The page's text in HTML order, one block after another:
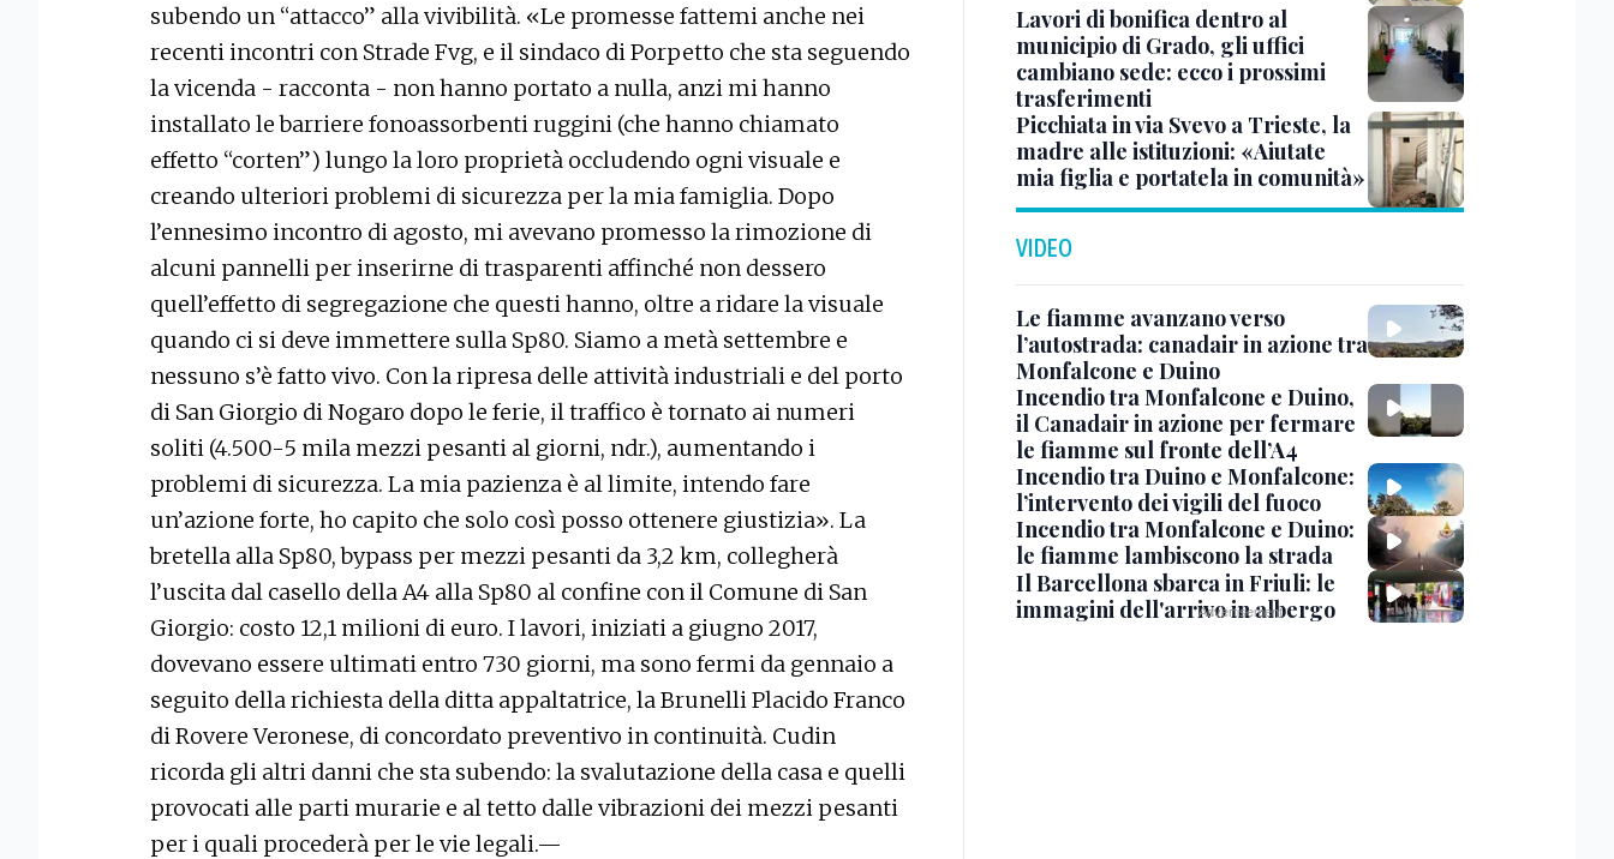
subendo un “attacco” alla vivibilità. «Le promesse fattemi anche nei
recenti incontri con Strade Fvg, e il sindaco di Porpetto che sta seguendo
la vicenda - racconta - non hanno portato a nulla, anzi mi hanno
installato le barriere fonoassorbenti ruggini (che hanno chiamato
effetto “corten”) lungo la loro proprietà occludendo ogni visuale e
creando ulteriori problemi di sicurezza per la mia famiglia. Dopo
l’ennesimo incontro di agosto, mi avevano promesso la rimozione di
alcuni pannelli per inserirne di trasparenti affinché non dessero
quell’effetto di segregazione che questi hanno, oltre a ridare la visuale
quando ci si deve immettere sulla Sp80. Siamo a metà settembre e
nessuno s’è fatto vivo. Con la ripresa delle attività industriali e del porto
di San Giorgio di Nogaro dopo le ferie, il traffico è tornato ai numeri
soliti (4.500-5 mila mezzi pesanti al giorni, ndr.), aumentando i
problemi di sicurezza. La mia pazienza è al limite, intendo fare
un’azione forte, ho capito che solo così posso ottenere giustizia». La
bretella alla Sp80, bypass per mezzi pesanti da 3,2 km, collegherà
l’uscita dal casello della A4 alla Sp80 al confine con il Comune di San
Giorgio: costo 12,1 milioni di euro. I lavori, iniziati a giugno 2017,
dovevano essere ultimati entro 730 giorni, ma sono fermi da gennaio a
seguito della richiesta della ditta appaltatrice, la Brunelli Placido Franco
di Rovere Veronese, di concordato preventivo in continuità. Cudin
ricorda gli altri danni che sta subendo: la svalutazione della casa e quelli
provocati alle parti murarie e al tetto dalle vibrazioni dei mezzi pesanti
per i quali procederà per le vie legali.—
Lavori di bonifica dentro al
municipio di Grado, gli uffici
cambiano sede: ecco i prossimi
trasferimenti
Picchiata in via Svevo a Trieste, la
madre alle istituzioni: «Aiutate
mia figlia e portatela in comunità»
VIDEO
Le fiamme avanzano verso
l’autostrada: canadair in azione tra
Monfalcone e Duino
Incendio tra Monfalcone e Duino,
il Canadair in azione per fermare
le fiamme sul fronte dell’A4
Incendio tra Duino e Monfalcone:
l’intervento dei vigili del fuoco
Incendio tra Monfalcone e Duino:
le fiamme lambiscono la strada
Il Barcellona sbarca in Friuli: le
immagini dell'arrivo in albergo